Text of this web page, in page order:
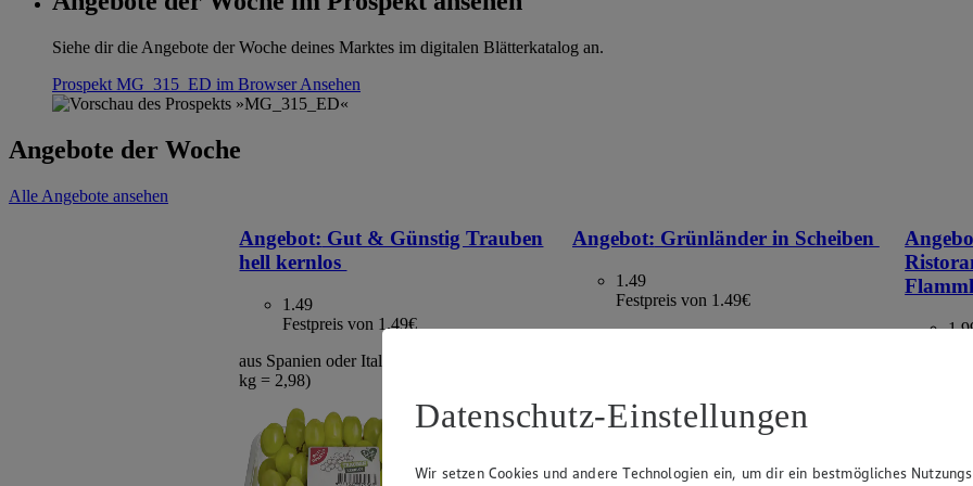
Siehe dir die Angebote der Woche deines Marktes im digitalen Blätterkatalog an.
Prospekt MG_315_ED im BrowserAnsehen
Angebote der Woche
Alle Angebote ansehen
Angebot: Gut & Günstig Trauben
hell kernlos
1.49
Festpreis von 1.49€
aus Spanien oder Italien, Klasse I, 500 g, (1
kg = 2,98)
Angebot: Grünländer in Scheiben
1.49
Festpreis von 1.49€
versch.
Datenschutz-Einstellungen
Wir setzen Cookies und andere Technologien ein, um dir ein bestmögliches